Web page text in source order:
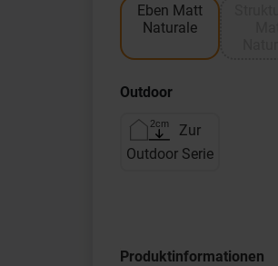
Eben Matt
Naturale
Outdoor
Zur
Outdoor Serie
Produktinformationen